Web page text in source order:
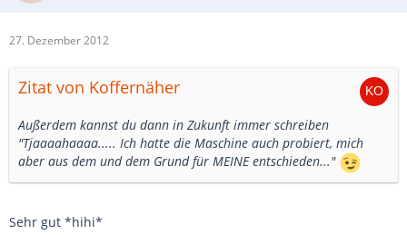
27. Dezember 2012
Zitat von Koffernäher
Außerdem kannst du dann in Zukunft immer schreiben
"Tjaaaahaaaa..... Ich hatte die Maschine auch probiert, mich
aber aus dem und dem Grund für MEINE entschieden..."
Sehr gut *hihi*